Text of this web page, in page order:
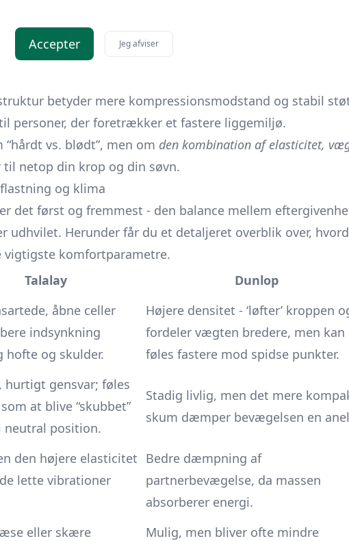
“feel”?
celler giver højere punktelasticitet og effektiv
mellem­lag, hvor man ønsker trykaflastning uden at
betyder mere kompressions­modstand og stabil
personer, der foretrækker et fastere ligge­miljø.
vs. blødt”, men om den kombination af elasticitet,
til netop din krop og din søvn.
og klima
det først og fremmest - den balance mellem
udhvilet. Herunder får du et detaljeret overblik over,
vigtigste komfortparametre.
Talalay Dunlop
åbne celler
indsynkning
hofte og skulder.
Højere densitet - ‘løfter’ kroppen
fordeler vægten bredere, men kan
føles fastere mod spidse punkter.
hurtigt gensvar; føles
at blive “skubbet”
neutral position.
Stadig livlig, men det mere
skum dæmper bevægelsen en
den højere elasticitet
lette vibrationer
Bedre dæmpning af
partnerbevægelse, da massen
absorberer energi.
eller skære
Mulig, men bliver ofte mindre
Accepter Jeg afviser